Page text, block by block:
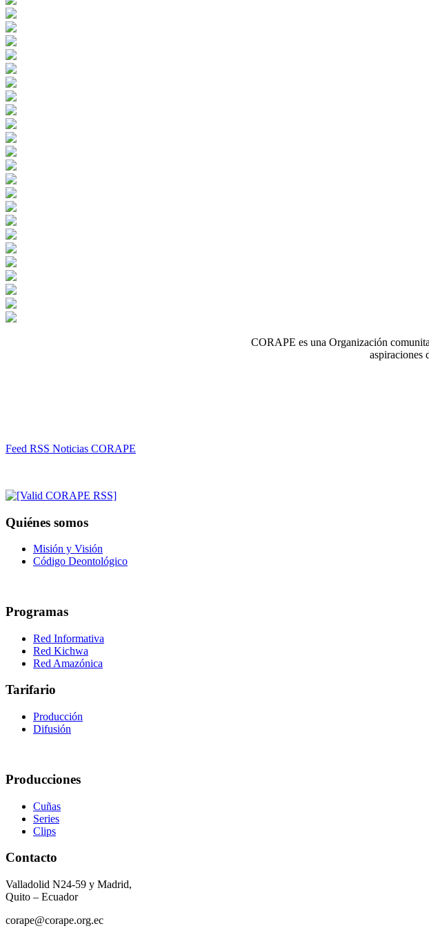
CORAPE es una Organización
aspiraciones
Feed RSS Noticias CORAPE
Quiénes somos
Misión y Visión
Código Deontológico
Programas
Red Informativa
Red Kichwa
Red Amazónica
Tarifario
Producción
Difusión
Producciones
Cuñas
Series
Clips
Contacto
Valladolid N24-59 y Madrid,
Quito – Ecuador
corape@corape.org.ec